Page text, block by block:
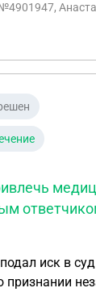
февраля 25
больничный
звонят и
же их вина,
пособие?
иск в
признании